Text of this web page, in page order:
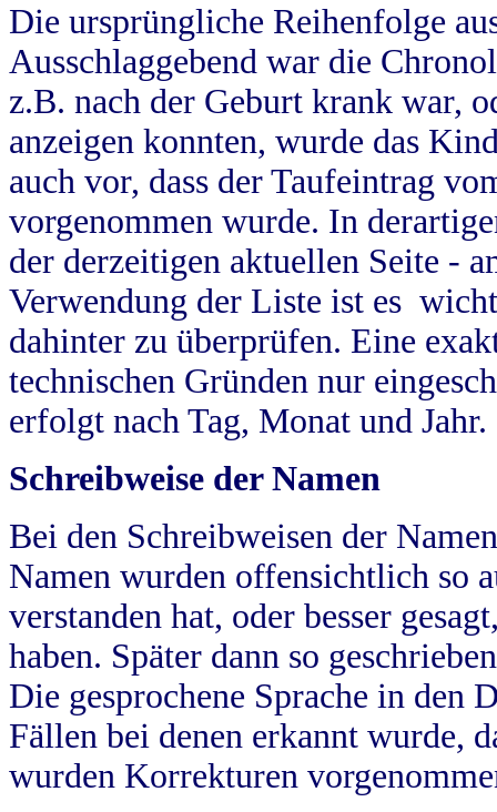
Die ursprüngliche Reihenfolge
Ausschlaggebend war die
z.B. nach der Geburt krank war,
anzeigen konnten, wurde das
auch vor, dass der Taufeintrag
vorgenommen wurde. In
der derzeitigen aktuellen Seite -
Verwendung der Liste ist es
dahinter zu überprüfen. Eine
technischen Gründen nur
erfolgt nach Tag, Monat und Jahr.
Schreibweise der Namen
Bei den Schreibweisen der
Namen wurden offensichtlich so
verstanden hat, oder besser
haben. Später dann so
Die gesprochene Sprache in
Fällen bei denen erkannt wurde,
wurden Korrekturen